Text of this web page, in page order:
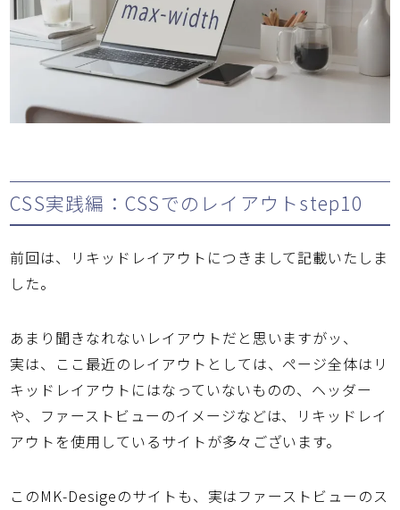
CSS実践編：CSSでのレイアウトstep10
前回は、リキッドレイアウトにつきまして記載いたしま
した。
あまり聞きなれないレイアウトだと思いますがッ、
実は、ここ最近のレイアウトとしては、ページ全体はリ
キッドレイアウトにはなっていないものの、ヘッダー
や、ファーストビューのイメージなどは、リキッドレイ
アウトを使用しているサイトが多々ございます。
このMK-Desigeのサイトも、実はファーストビューのス